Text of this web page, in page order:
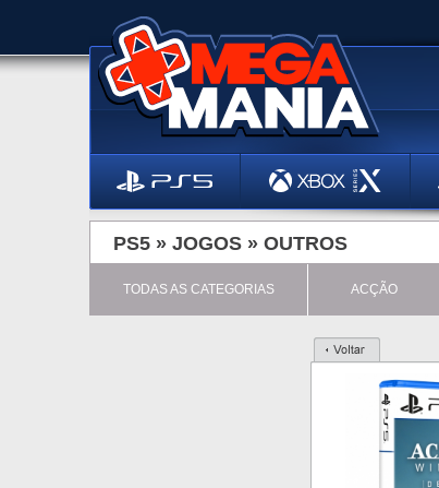
PS5 » JOGOS » OUTROS
TODAS AS CATEGORIAS ACÇÃO